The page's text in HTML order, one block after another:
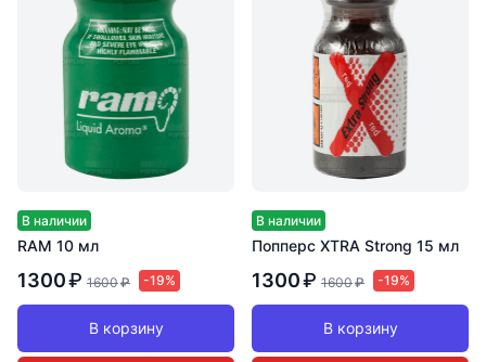
В наличии
RAM 10 мл
1300₽ 1600₽ -19%
В корзину
В наличии
Попперс XTRA Strong 15 мл
1300₽ 1600₽ -19%
В корзину